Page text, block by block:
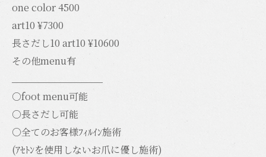
one color 4500
art10 ¥7300
長さだし10 art10 ¥10600
その他menu有
○foot menu可能
○長さだし可能
○全てのお客様ﾌｨﾙｲﾝ施術
(ｱｾﾄﾝを使用しないお爪に優し施術)